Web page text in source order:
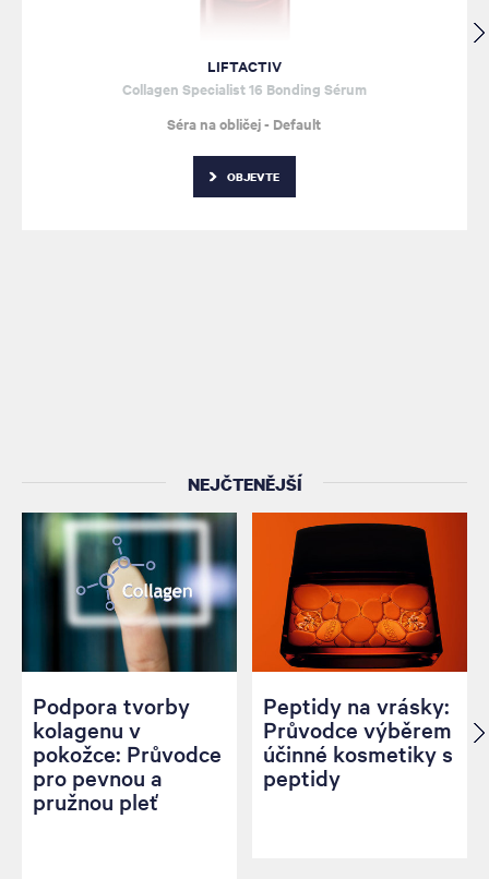
LIFTACTIV
Collagen Specialist 16 Bonding Sérum
Séra na obličej - Default
OBJEVTE
NEJČTENĚJŠÍ
Podpora tvorby
kolagenu v
pokožce: Průvodce
pro pevnou a
pružnou pleť
Peptidy na vrásky:
Průvodce výběrem
účinné kosmetiky s
peptidy